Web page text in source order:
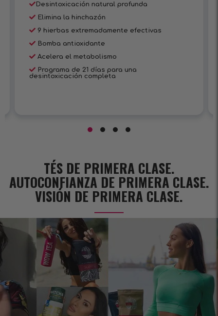
Desintoxicación natural profunda
Elimina la hinchazón
9 hierbas extremadamente efectivas
Bomba antioxidante
Acelera el metabolismo
Programa de 21 días para una
desintoxicación completa
TÉS DE PRIMERA CLASE.
AUTOCONFIANZA DE PRIMERA CLASE.
VISIÓN DE PRIMERA CLASE.